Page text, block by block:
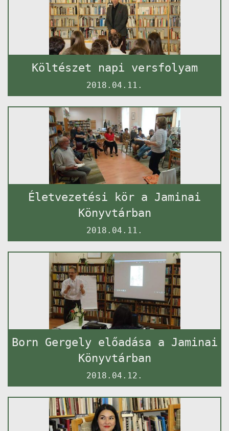
Költészet napi versfolyam
2018.04.11.
Életvezetési kör a Jaminai
Könyvtárban
2018.04.11.
Born Gergely előadása a Jaminai
Könyvtárban
2018.04.12.